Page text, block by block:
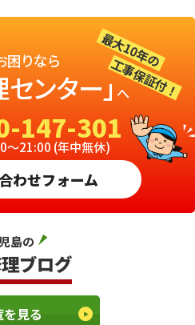
りなら
ンター」 へ
最大10年の
工事保証付！
147-301
21:00 (年中無休)
わせフォーム
島の
ブログ
を見る